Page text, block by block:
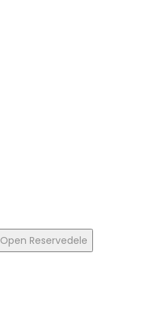
Open Reservedele